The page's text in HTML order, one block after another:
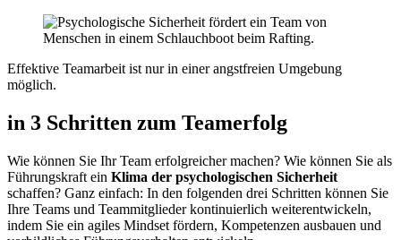
Effektive Teamarbeit ist nur in einer angstfreien Umgebung
möglich.
in 3 Schritten zum Teamerfolg
Wie können Sie Ihr Team erfolgreicher machen? Wie können Sie als
Führungskraft ein Klima der psychologischen Sicherheit
schaffen? Ganz einfach: In den folgenden drei Schritten können Sie
Ihre Teams und Teammitglieder kontinuierlich weiterentwickeln,
indem Sie ein agiles Mindset fördern, Kompetenzen ausbauen und